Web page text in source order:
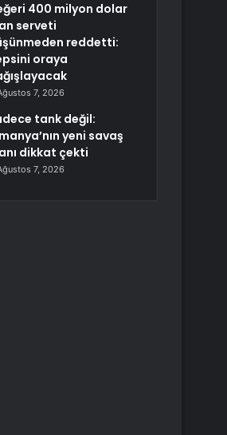
400 milyon dolar
serveti
reddetti:
oraya
7, 2026
tank değil:
yeni savaş
dikkat çekti
7, 2026